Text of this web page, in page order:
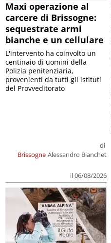
Maxi operazione al
carcere di Brissogne:
sequestrate armi
bianche e un cellulare
Brissogne
di
Alessandro Bianchet
il 06/08/2026
L'intervento ha coinvolto un
centinaio di uomini della
Polizia penitenziaria,
provenienti da tutti gli istituti
del Provveditorato